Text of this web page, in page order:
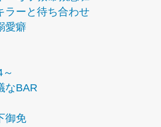
ラーと待ち合わせ
愛癖
なBAR
御免